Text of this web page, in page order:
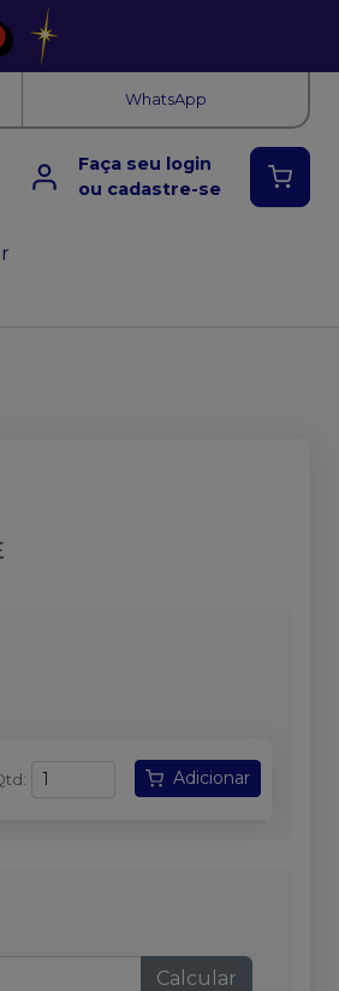
WhatsApp
Faça seu login
ou cadastre-se
: Adicionar
Calcular